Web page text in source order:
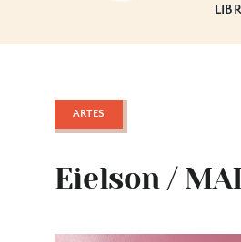
ARTES
Eielson /